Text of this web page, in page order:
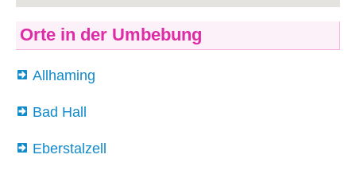
Orte in der Umbebung
Allhaming
Bad Hall
Eberstalzell